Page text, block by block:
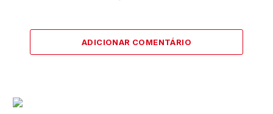
ADICIONAR COMENTÁRIO